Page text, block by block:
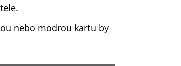
nebo modrou kartu by